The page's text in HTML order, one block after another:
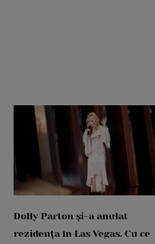
Dolly Parton și-a anulat
rezidența în Las Vegas. Cu ce